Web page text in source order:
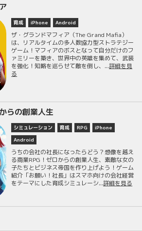
育成 iPhone Android
ザ・グランドマフィア（The Grand Mafia）
は、リアルタイムの多人数協力型ストラテジー
ゲーム！マフィアのボスとなって自分だけのフ
ァミリーを築き、世界中の英雄を集めて、武装
を強化！知略を巡らせて敵を倒し、...詳細を見
る
らの創業人生
シミュレーション 育成 RPG
iPhone
Android
うちの会社の社長になったらどう？想像を越え
る商業RPG！ゼロからの創業人生、素敵な女の
子たちとビジネス帝国を作り上げよう！ゲーム
紹介「お願い！社長」はスマホ向けの会社経営
をテーマにした育成シミュレーシ...詳細を見る